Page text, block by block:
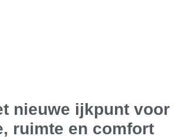
nieuwe ijkpunt voor
ruimte en comfort